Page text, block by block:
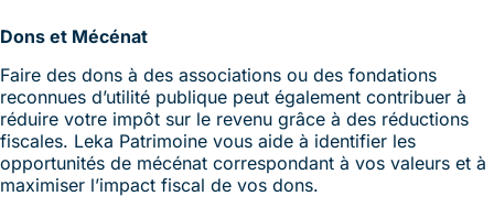
Dons et Mécénat
Faire des dons à des associations ou des fondations
reconnues d’utilité publique peut également contribuer à
réduire votre impôt sur le revenu grâce à des réductions
fiscales. Leka Patrimoine vous aide à identifier les
opportunités de mécénat correspondant à vos valeurs et à
maximiser l’impact fiscal de vos dons.